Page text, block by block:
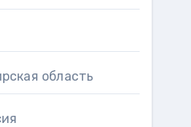
область